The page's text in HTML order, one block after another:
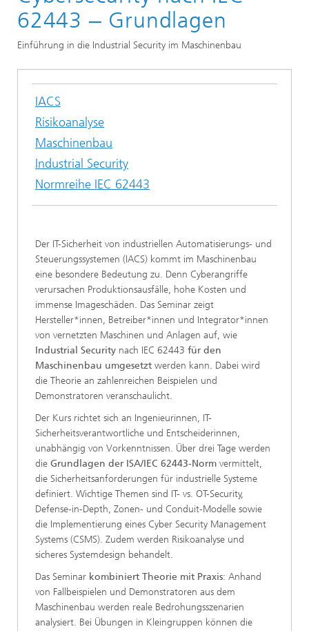
Branchenspezifische IT-Sicherheit
62443 ‒ Grundlagen
Einführung in die Industrial Security im Maschinenbau
IACS
Risikoanalyse
Maschinenbau
Industrial Security
Normreihe IEC 62443
Der IT-Sicherheit von industriellen Automatisierungs- und
Steuerungssystemen (IACS) kommt im Maschinenbau
eine besondere Bedeutung zu. Denn Cyberangriffe
verursachen Produktionsausfälle, hohe Kosten und
immense Imageschäden. Das Seminar zeigt
Hersteller*innen, Betreiber*innen und Integrator*innen
von vernetzten Maschinen und Anlagen auf, wie
Industrial Security nach IEC 62443 für den
Maschinenbau umgesetzt werden kann. Dabei wird
die Theorie an zahlenreichen Beispielen und
Demonstratoren veranschaulicht.
Der Kurs richtet sich an Ingenieurinnen, IT-
Sicherheitsverantwortliche und Entscheiderinnen,
unabhängig von Vorkenntnissen. Über drei Tage werden
die Grundlagen der ISA/IEC 62443-Norm vermittelt,
die Sicherheitsanforderungen für industrielle Systeme
definiert. Wichtige Themen sind IT- vs. OT-Security,
Defense-in-Depth, Zonen- und Conduit-Modelle sowie
die Implementierung eines Cyber Security Management
Systems (CSMS). Zudem werden Risikoanalyse und
sicheres Systemdesign behandelt.
Das Seminar kombiniert Theorie mit Praxis: Anhand
von Fallbeispielen und Demonstratoren aus dem
Maschinenbau werden reale Bedrohungsszenarien
analysiert. Bei Übungen in Kleingruppen können die